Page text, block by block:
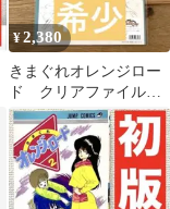
¥2,380
きまぐれオレンジロー
ド クリアファイル
高田明美 40周年記念
鮎川まどか